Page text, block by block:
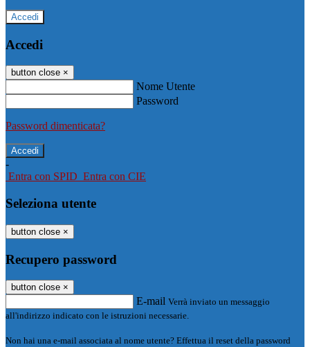
Accedi
Accedi
button close ×
Nome Utente
Password
Password dimenticata?
-
Entra con SPID Entra con CIE
Seleziona utente
button close ×
Recupero password
button close ×
E-mail Verrà inviato un messaggio
all'indirizzo indicato con le istruzioni necessarie.
Non hai una e-mail associata al nome utente? Effettua il reset della password